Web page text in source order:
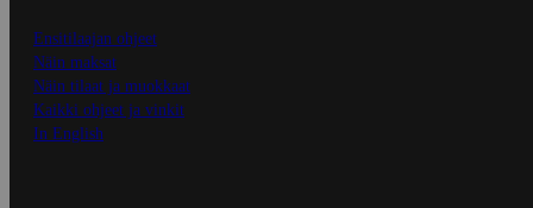
Ensitilaajan ohjeet
Näin maksat
Näin tilaat ja muokkaat
Kaikki ohjeet ja vinkit
In English